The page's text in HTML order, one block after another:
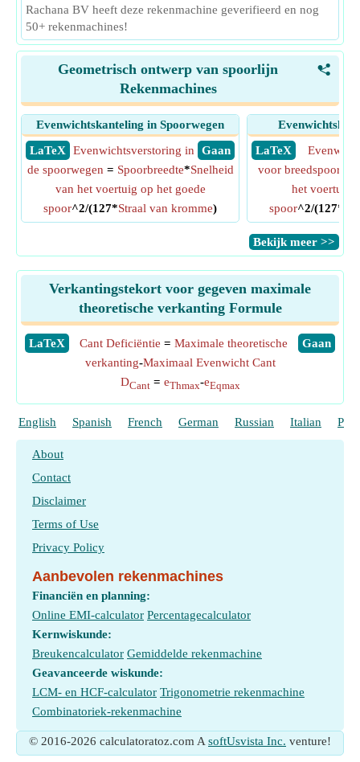
Rachana BV heeft deze rekenmachine geverifieerd en nog
50+ rekenmachines!
<
Geometrisch ontwerp van spoorlijn
Rekenmachines
Evenwichtskanteling in Spoorwegen
​ LaTeX
​ Gaan
Evenwichtsverstoring in
de spoorwegen = Spoorbreedte*Snelheid
van het voertuig op het goede
spoor^2/(127*Straal van kromme)
​ LaTeX
voor breedspoor
het voertuig
spoor^2/(127*
​Bekijk meer >>
Verkantingstekort voor gegeven maximale
theoretische verkanting Formule
​LaTeX ​Gaan
Cant Deficiëntie = Maximale theoretische
verkanting-Maximaal Evenwicht Cant
DCant= eThmax-eEqmax
English Spanish French German Russian Italian
About
Contact
Disclaimer
Terms of Use
Privacy Policy
Aanbevolen rekenmachines
Financiën en planning:
Online EMI-calculator Percentagecalculator
Kernwiskunde:
Breukencalculator Gemiddelde rekenmachine
Geavanceerde wiskunde:
LCM- en HCF-calculator Trigonometrie rekenmachine
Combinatoriek-rekenmachine
© 2016-2026 calculatoratoz.com A softUsvista Inc. venture!